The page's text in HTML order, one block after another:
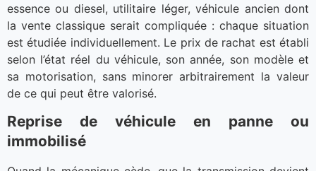
essence ou diesel, utilitaire léger, véhicule ancien dont
la vente classique serait compliquée : chaque situation
est étudiée individuellement. Le prix de rachat est établi
selon l’état réel du véhicule, son année, son modèle et
sa motorisation, sans minorer arbitrairement la valeur
de ce qui peut être valorisé.
Reprise de véhicule en panne ou
immobilisé